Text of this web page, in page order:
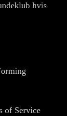
hvis
of Service